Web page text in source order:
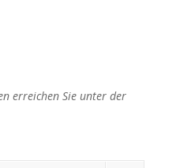
erreichen Sie unter der